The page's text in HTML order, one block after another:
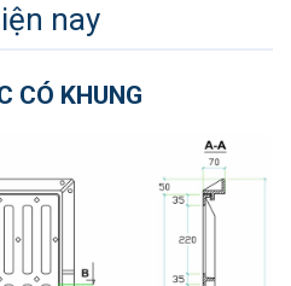
nay
CÓ KHUNG